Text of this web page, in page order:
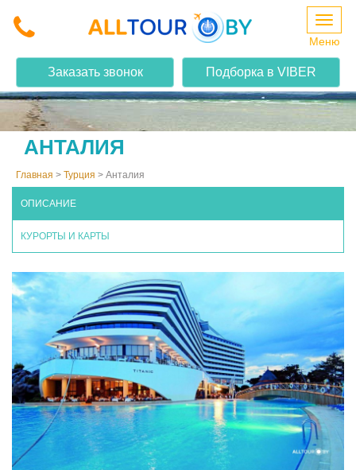
Меню
Заказать звонок Подборка в VIBER
АНТАЛИЯ
Главная > Турция > Анталия
ОПИСАНИЕ
КУРОРТЫ И КАРТЫ